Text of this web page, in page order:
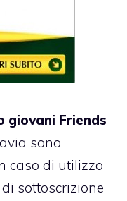
giovani Friends
sono
caso di utilizzo
sottoscrizione